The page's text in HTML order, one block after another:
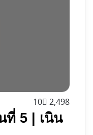
10 2,498
ที่ 5 | เนิน